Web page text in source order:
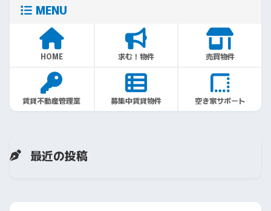
MENU
HOME 求む！物件 売買物件
賃貸不動産管理業 募集中賃貸物件 空き家サポート
最近の投稿